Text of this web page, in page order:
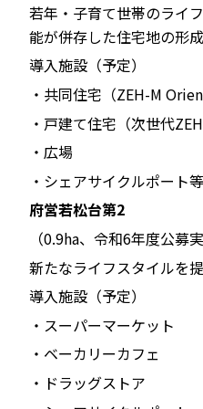
若年・子育て世帯のライ
能が併存した住宅地の形成
導入施設（予定）
・共同住宅（ZEH-M
・戸建て住宅（次世代
・広場
・シェアサイクルポート等
府営若松台第2
（0.9ha、令和6年度公募実
新たなライフスタイルを
導入施設（予定）
・スーパーマーケット
・ベーカリーカフェ
・ドラッグストア